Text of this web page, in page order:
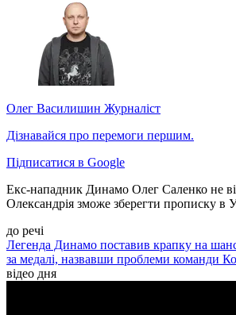
Олег Василишин Журналіст
Дізнавайся про перемоги першим.
Підписатися в Google
Екс-нападник Динамо Олег Саленко не
Олександрія зможе зберегти прописку в
до речі
Легенда Динамо поставив крапку на
за медалі, назвавши проблеми команди
відео дня